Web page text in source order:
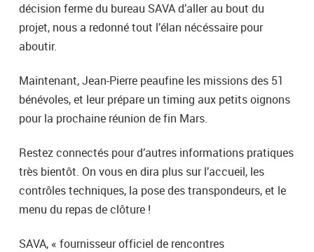
décision ferme du bureau SAVA d’aller au bout du
projet, nous a redonné tout l’élan nécéssaire pour
aboutir.
Maintenant, Jean-Pierre peaufine les missions des 51
bénévoles, et leur prépare un timing aux petits oignons
pour la prochaine réunion de fin Mars.
Restez connectés pour d’autres informations pratiques
très bientôt. On vous en dira plus sur l’accueil, les
contrôles techniques, la pose des transpondeurs, et le
menu du repas de clôture !
SAVA, « fournisseur officiel de rencontres